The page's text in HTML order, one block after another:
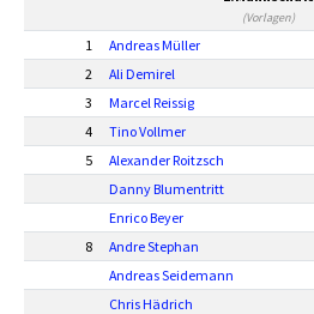
(Vorlagen)
1 Andreas Müller
2
Ali Demirel
3
Marcel Reissig
4
Tino Vollmer
5
Alexander Roitzsch
Danny Blumentritt
Enrico Beyer
8
Andre Stephan
Andreas Seidemann
Chris Hädrich